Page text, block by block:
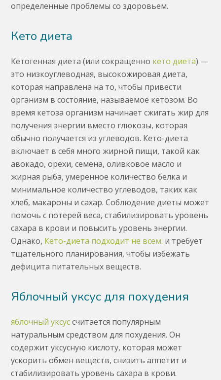
определенные проблемы со здоровьем.
Кето диета
Кетогенная диета (или сокращенно кето диета) —
это низкоуглеводная, высокожировая диета,
которая направлена на то, чтобы привести
организм в состояние, называемое кетозом. Во
время кетоза организм начинает сжигать жир для
получения энергии вместо глюкозы, которая
обычно получается из углеводов. Кето-диета
включает в себя много жирной пищи, такой как
авокадо, орехи, семена, оливковое масло и
жирная рыба, умеренное количество белка и
минимальное количество углеводов, таких как
хлеб, макароны и сахар. Соблюдение диеты может
помочь с потерей веса, стабилизировать уровень
сахара в крови и повысить уровень энергии.
Однако, Кето-диета подходит не всем. и требует
тщательного планирования, чтобы избежать
дефицита питательных веществ.
Яблочный уксус для похудения
яблочный уксуссчитается популярным
натуральным средством для похудения. Он
содержит уксусную кислоту, которая может
ускорить обмен веществ, снизить аппетит и
стабилизировать уровень сахара в крови.